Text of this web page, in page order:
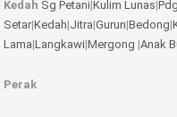
Kedah Sg Petani|Kulim Lunas|
Setar|Kedah|Jitra|Gurun|Bedong|
Lama|Langkawi|Mergong |Anak
Perak